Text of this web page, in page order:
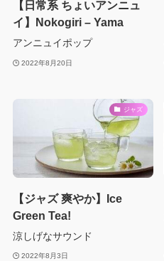
【日常系 ちょいアンニュ
イ】Nokogiri – Yama
アンニュイポップ
2022年8月20日
ジャズ
【ジャズ 爽やか】Ice
Green Tea!
涼しげなサウンド
2022年8月3日